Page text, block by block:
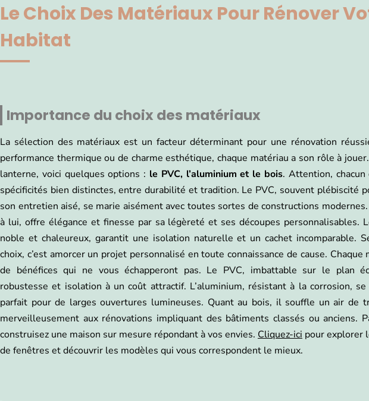
Le Choix Des Matériaux Pour Rénover
Habitat
Importance du choix des matériaux
La sélection des matériaux est un facteur déterminant pour une rénovation
performance thermique ou de charme esthétique, chaque matériau a son rôle à
lanterne, voici quelques options : le PVC, l’aluminium et le bois. Attention, chacun
spécificités bien distinctes, entre durabilité et tradition. Le PVC, souvent plébiscité
son entretien aisé, se marie aisément avec toutes sortes de constructions
à lui, offre élégance et finesse par sa légèreté et ses découpes personnalisables.
noble et chaleureux, garantit une isolation naturelle et un cachet incomparable.
choix, c’est amorcer un projet personnalisé en toute connaissance de cause.
de bénéfices qui ne vous échapperont pas. Le PVC, imbattable sur le plan
robustesse et isolation à un coût attractif. L’aluminium, résistant à la corrosion,
parfait pour de larges ouvertures lumineuses. Quant au bois, il souffle un air de
merveilleusement aux rénovations impliquant des bâtiments classés ou anciens.
construisez une maison sur mesure répondant à vos envies. Cliquez-ici pour explorer
de fenêtres et découvrir les modèles qui vous correspondent le mieux.